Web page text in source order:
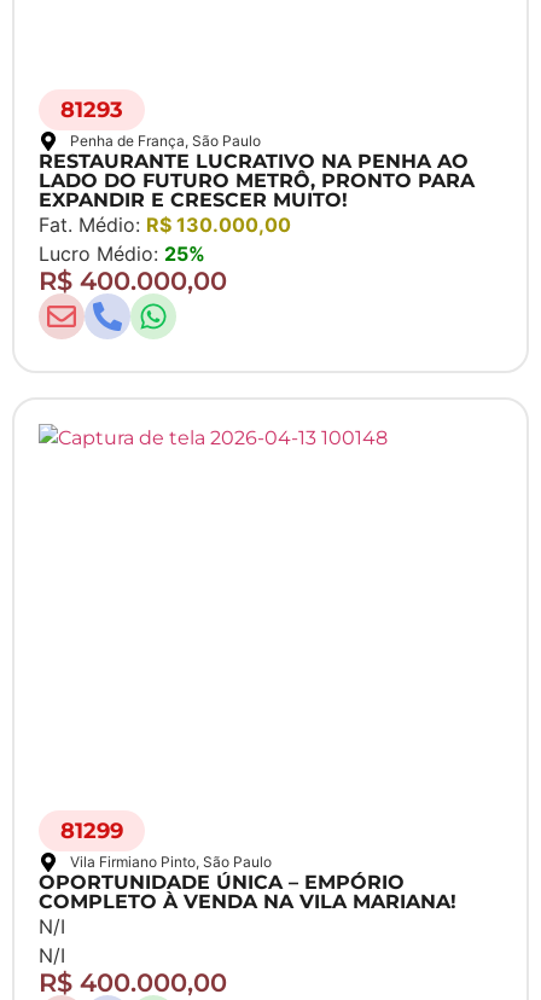
81293
Penha de França, São Paulo
RESTAURANTE LUCRATIVO NA PENHA AO
LADO DO FUTURO METRÔ, PRONTO PARA
EXPANDIR E CRESCER MUITO!
Fat. Médio: R$ 130.000,00
Lucro Médio: 25%
R$ 400.000,00
81299
Vila Firmiano Pinto, São Paulo
OPORTUNIDADE ÚNICA – EMPÓRIO
COMPLETO À VENDA NA VILA MARIANA!
N/I
N/I
R$ 400.000,00